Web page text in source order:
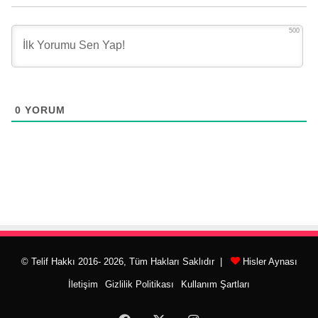
500
0 YORUM
© Telif Hakkı 2016- 2026, Tüm Hakları Saklıdır | Hisler Aynası
İletişim Gizlilik Politikası Kullanım Şartları